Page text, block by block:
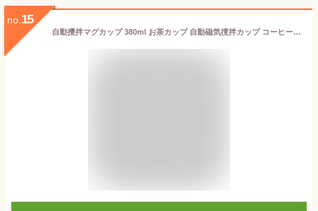
no. 15
自動攪拌マグカップ 380ml お茶カップ 自動磁気撹拌カップ コーヒーカップ ミキシング 仕事 自動ミキサーカップ TYPE-C充電 マグカップ 家庭 380ml 自動かき混ぜ ミキシングカップ マグカップ 旅行ギフト